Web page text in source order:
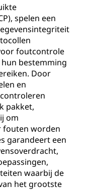
spelen een
foutcontrole
bestemming
Door
en
pakket,
om
fouten worden
garandeert een
waarbij de
het grootste